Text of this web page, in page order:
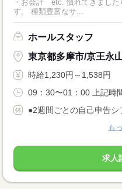
・お会計 etc. 慣れてきましたら サラダバーの管理もお願いしま
す。 種類豊富なサ...
ホールスタッフ
東京都多摩市/京王永
時給1,230円～1,538円
09：30〜01：00 上記時
●2週間ごとの自己申告シ
も
求人